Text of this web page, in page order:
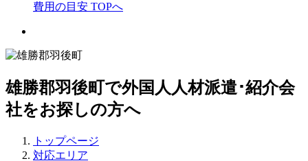
費用の目安 TOPへ
雄勝郡羽後町で外国人人材派遣･紹介会
社をお探しの方へ
トップページ
対応エリア